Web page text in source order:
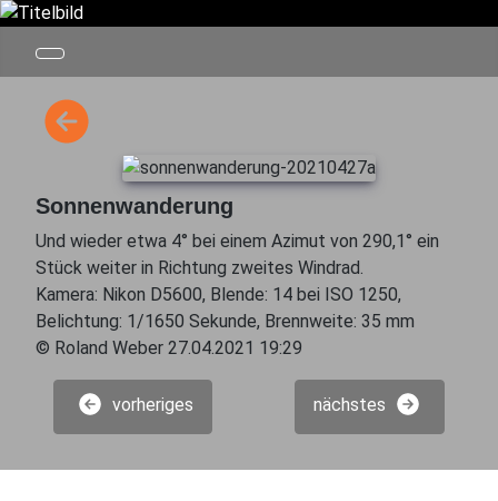
Sonnenwanderung
Und wieder etwa 4° bei einem Azimut von 290,1° ein
Stück weiter in Richtung zweites Windrad.
Kamera: Nikon D5600, Blende: 14 bei ISO 1250,
Belichtung: 1/1650 Sekunde, Brennweite: 35 mm
© Roland Weber 27.04.2021 19:29
vorheriges nächstes